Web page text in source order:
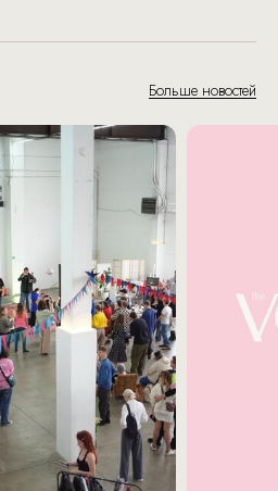
Больше новостей